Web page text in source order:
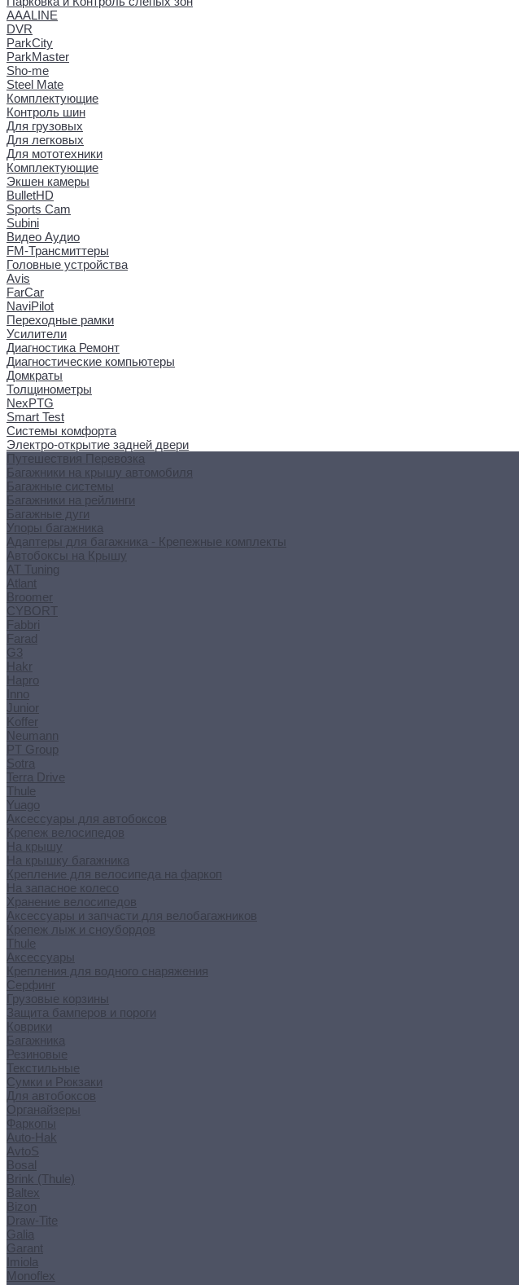
AAALINE
DVR
ParkCity
ParkMaster
Sho-me
Steel Mate
Комплектующие
Контроль шин
Для грузовых
Для легковых
Для мототехники
Комплектующие
Экшен камеры
BulletHD
Sports Cam
Subini
Видео Аудио
FM-Трансмиттеры
Головные устройства
Avis
FarCar
NaviPilot
Переходные рамки
Усилители
Диагностика Ремонт
Диагностические компьютеры
Домкраты
Толщинометры
NexPTG
Smart Test
Системы комфорта
Электро-открытие задней двери
Путешествия Перевозка
Багажники на крышу автомобиля
Багажные системы
Багажники на рейлинги
Багажные дуги
Упоры багажника
Адаптеры для багажника - Крепежные комплекты
Автобоксы на Крышу
AT Tuning
Atlant
Broomer
CYBORT
Fabbri
Farad
G3
Hakr
Hapro
Inno
Junior
Koffer
Neumann
PT Group
Sotra
Terra Drive
Thule
Yuago
Аксессуары для автобоксов
Крепеж велосипедов
На крышу
На крышку багажника
Крепление для велосипеда на фаркоп
На запасное колесо
Хранение велосипедов
Аксессуары и запчасти для велобагажников
Крепеж лыж и сноубордов
Thule
Аксессуары
Крепления для водного снаряжения
Серфинг
Грузовые корзины
Защита бамперов и пороги
Коврики
Багажника
Резиновые
Текстильные
Сумки и Рюкзаки
Для автобоксов
Органайзеры
Фаркопы
Auto-Hak
AvtoS
Bosal
Brink (Thule)
Baltex
Bizon
Draw-Tite
Galia
Garant
Imiola
Monoflex